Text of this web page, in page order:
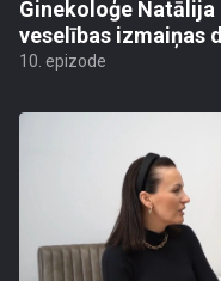
Ginekoloģe
veselības izmaiņas
10. epizode